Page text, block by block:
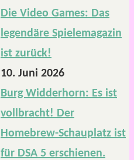
Die Video Games: Das
legendäre Spielemagazin
ist zurück!
10. Juni 2026
Burg Widderhorn: Es ist
vollbracht! Der
Homebrew-Schauplatz ist
für DSA 5 erschienen.